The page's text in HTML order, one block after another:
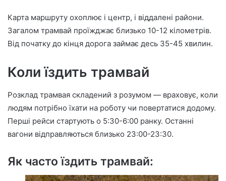
Карта маршруту охоплює і центр, і віддалені райони.
Загалом трамвай проїжджає близько 10-12 кілометрів.
Від початку до кінця дорога займає десь 35-45 хвилин.
Коли їздить трамвай
Розклад трамвая складений з розумом — враховує, коли
людям потрібно їхати на роботу чи повертатися додому.
Перші рейси стартують о 5:30-6:00 ранку. Останні
вагони відправляються близько 23:00-23:30.
Як часто їздить трамвай: